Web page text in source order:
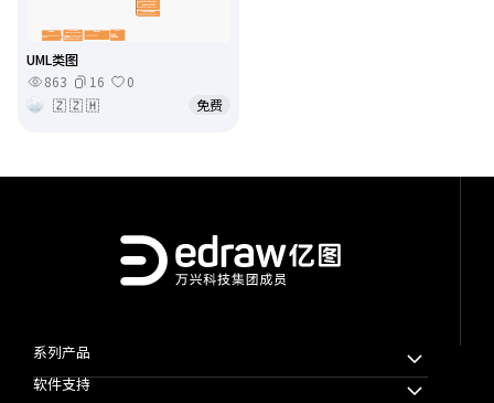
UML类图
863
16
0
🇿 🇿 🇭
免费
系列产品
万兴脑图MindMaster
软件支持